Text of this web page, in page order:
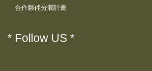
合作夥伴分潤計畫
* Follow US *